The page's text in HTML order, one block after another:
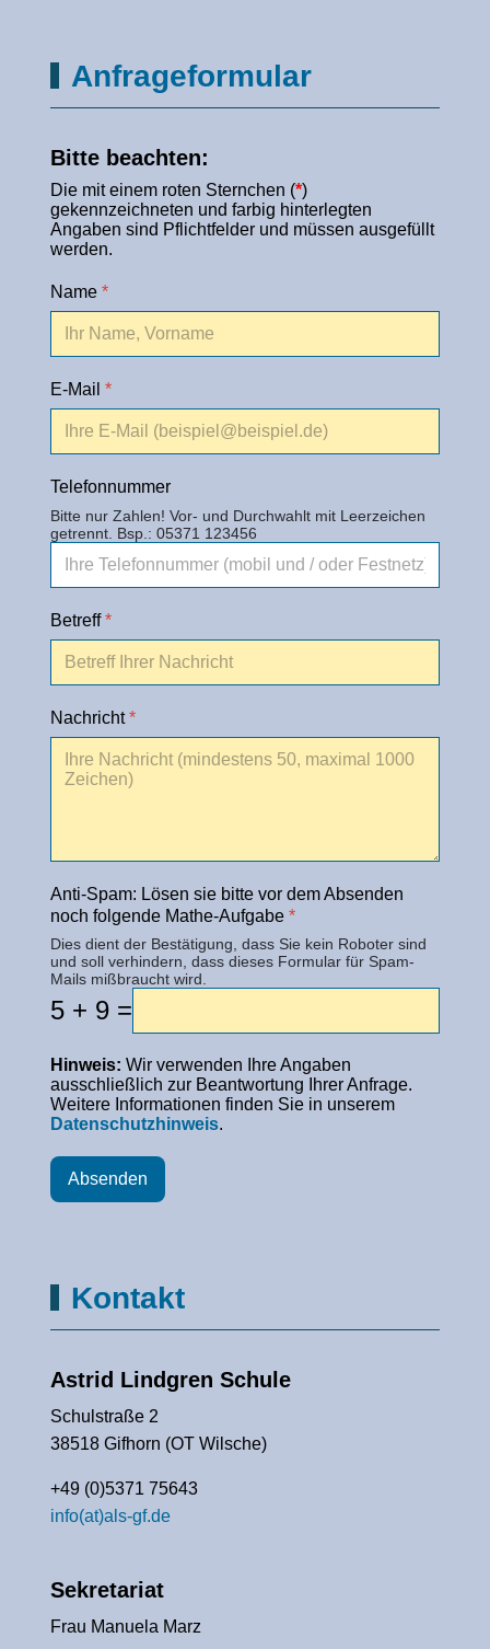
Anfrageformular
Bitte beachten:
Die mit einem roten Sternchen (*)
gekennzeichneten und farbig hinterlegten
Angaben sind Pflichtfelder und müssen ausgefüllt
werden.
Name*
E-Mail*
Telefonnummer
Bitte nur Zahlen! Vor- und Durchwahlt mit Leerzeichen
getrennt. Bsp.: 05371 123456
Betreff*
Nachricht*
Anti-Spam: Lösen sie bitte vor dem Absenden
noch folgende Mathe-Aufgabe*
Dies dient der Bestätigung, dass Sie kein Roboter sind
und soll verhindern, dass dieses Formular für Spam-
Mails mißbraucht wird.
5 + 9 =
Hinweis: Wir verwenden Ihre Angaben
ausschließlich zur Beantwortung Ihrer Anfrage.
Weitere Informationen finden Sie in unserem
Datenschutzhinweis.
Absenden
Kontakt
Astrid Lindgren Schule
Schulstraße 2
38518 Gifhorn (OT Wilsche)
+49 (0)5371 75643
info(at)als-gf.de
Sekretariat
Frau Manuela Marz